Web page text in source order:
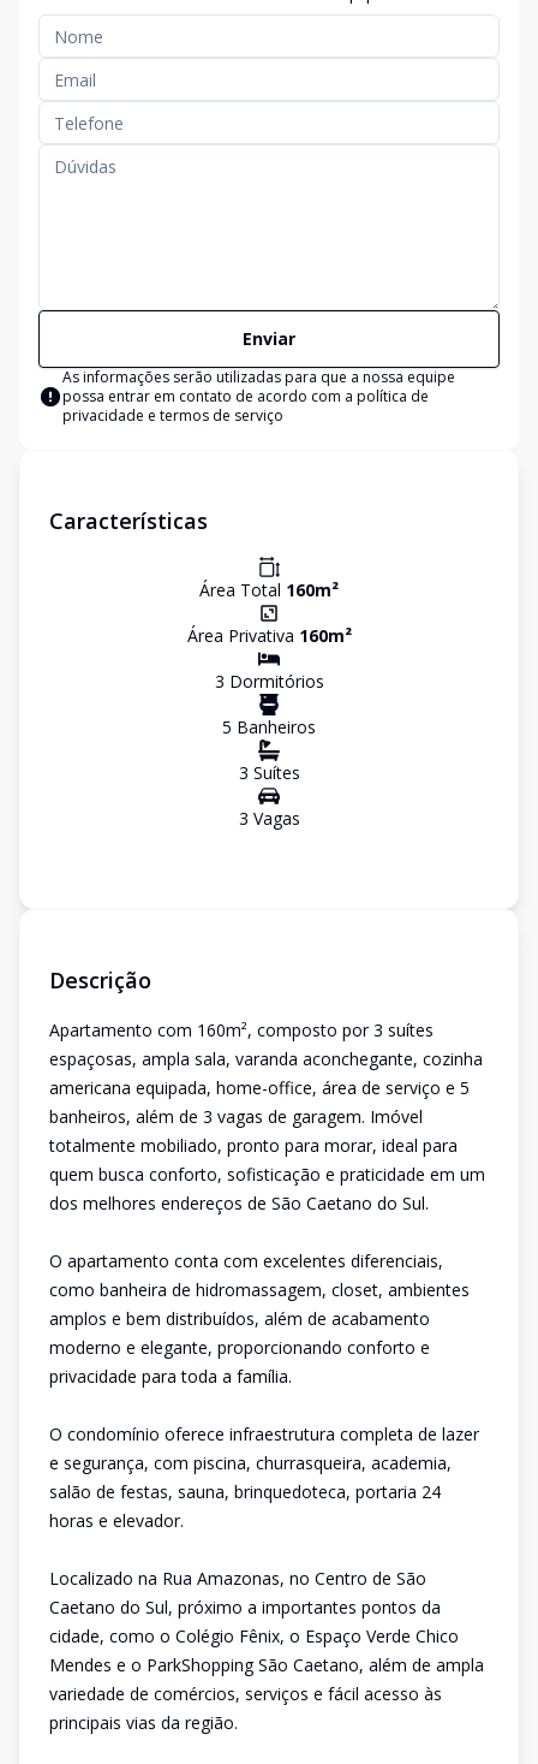
Enviar
As informações serão utilizadas para que a nossa equipe
possa entrar em contato de acordo com a política de
privacidade e termos de serviço
Características
Área Total 160m²
Área Privativa 160m²
3 Dormitórios
5 Banheiros
3 Suítes
3 Vagas
Descrição
Apartamento com 160m², composto por 3 suítes
espaçosas, ampla sala, varanda aconchegante, cozinha
americana equipada, home-office, área de serviço e 5
banheiros, além de 3 vagas de garagem. Imóvel
totalmente mobiliado, pronto para morar, ideal para
quem busca conforto, sofisticação e praticidade em um
dos melhores endereços de São Caetano do Sul.
O apartamento conta com excelentes diferenciais,
como banheira de hidromassagem, closet, ambientes
amplos e bem distribuídos, além de acabamento
moderno e elegante, proporcionando conforto e
privacidade para toda a família.
O condomínio oferece infraestrutura completa de lazer
e segurança, com piscina, churrasqueira, academia,
salão de festas, sauna, brinquedoteca, portaria 24
horas e elevador.
Localizado na Rua Amazonas, no Centro de São
Caetano do Sul, próximo a importantes pontos da
cidade, como o Colégio Fênix, o Espaço Verde Chico
Mendes e o ParkShopping São Caetano, além de ampla
variedade de comércios, serviços e fácil acesso às
principais vias da região.